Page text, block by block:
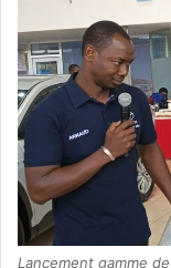
Lancement gamme